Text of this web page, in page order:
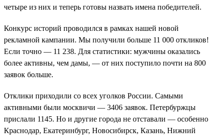
четыре из них и теперь готовы назвать имена победителей.
Конкурс историй проводился в рамках нашей новой
рекламной кампании. Мы получили больше 11 000 откликов!
Если точно — 11 238. Для статистики: мужчины оказались
более активны, чем дамы, — от них поступило почти на 800
заявок больше.
Отклики приходили со всех уголков России. Самыми
активными были москвичи — 3406 заявок. Петербуржцы
прислали 1145. Но и другие города не отставали — особенно
Краснодар, Екатеринбург, Новосибирск, Казань, Нижний